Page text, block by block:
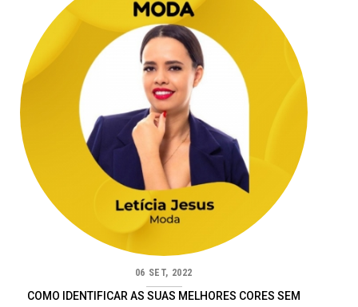
06 SET, 2022
COMO IDENTIFICAR AS SUAS MELHORES CORES SEM